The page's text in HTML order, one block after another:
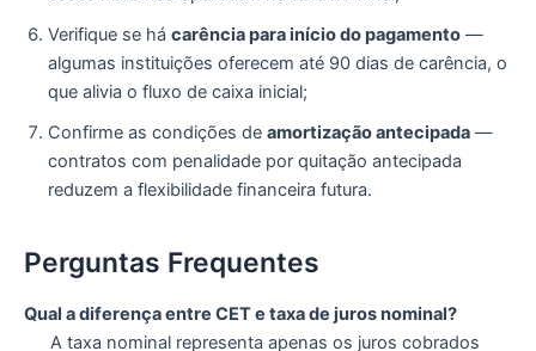
Verifique se há carência para início do pagamento —
algumas instituições oferecem até 90 dias de carência, o
que alivia o fluxo de caixa inicial;
Confirme as condições de amortização antecipada —
contratos com penalidade por quitação antecipada
reduzem a flexibilidade financeira futura.
Perguntas Frequentes
Qual a diferença entre CET e taxa de juros nominal?
A taxa nominal representa apenas os juros cobrados